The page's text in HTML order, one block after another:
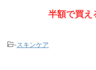
半額で買え
-スキンケア